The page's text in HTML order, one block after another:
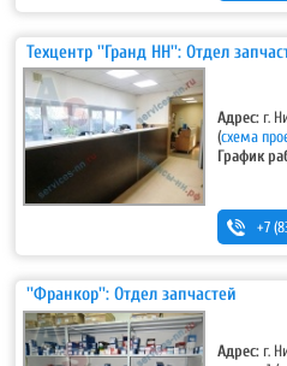
Техцентр ''Гранд НН'': Отдел
Адрес: г.
(схема
График
''Франкор'': Отдел запчастей
Адрес: г.